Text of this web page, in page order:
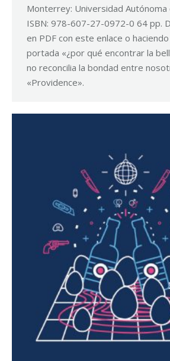
Monterrey: Universidad Autónoma
ISBN: 978-607-27-0972-0 64 pp.
en PDF con este enlace o haciendo
portada «¿por qué encontrar la
no reconcilia la bondad entre
«Providence».